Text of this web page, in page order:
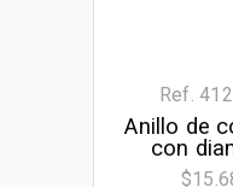
Ref.
Anillo de
con